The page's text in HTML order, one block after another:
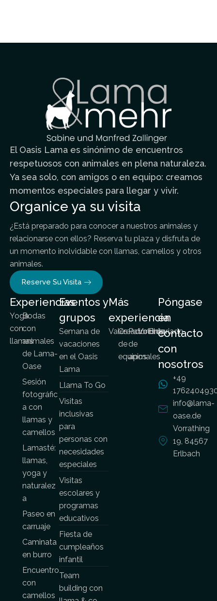
El Oasis Lama es sinónimo de encuentros
respetuosos con animales en plena naturaleza.
Ya sea solo, con amigos o en equipo: creamos
momentos especiales para llegar y vivir.
Organice ya su visita
¿Está preparado para conocer a nuestros animales y
relacionarse con ellos? Reserva tu plaza y disfruta de
un momento inolvidable con llamas, camellos y otros
animales.
Reserve Su Visita
Experiencias
Yoga
con
llamas
Bodas
con
animales
de Lama-
Oase
Sesión
fotográfic
a con
llamas y
camellos
Lamasté:
llamas,
yoga y
naturalez
a
Paseo en
carruaje
Caminata
en burro
Encuentro
con
camellos
Eventos y
grupos
Semana de
vacaciones
en el Oasis
Lama
Llama To Go
Visitas
inclusivas
para
personas con
necesidades
especiales
Visitas
escolares y
programas
educativos
Fiesta de
cumpleaños
infantil
Team
building con
Más
experiencia
ValesCreación
de
equipos
Patrocinio
de
animales
Voluntariado
Blog
Póngase
en
contacto
con
nosotros
+49
info@lama-
oase.de
Vorrathing
19, 84567
Erlbach